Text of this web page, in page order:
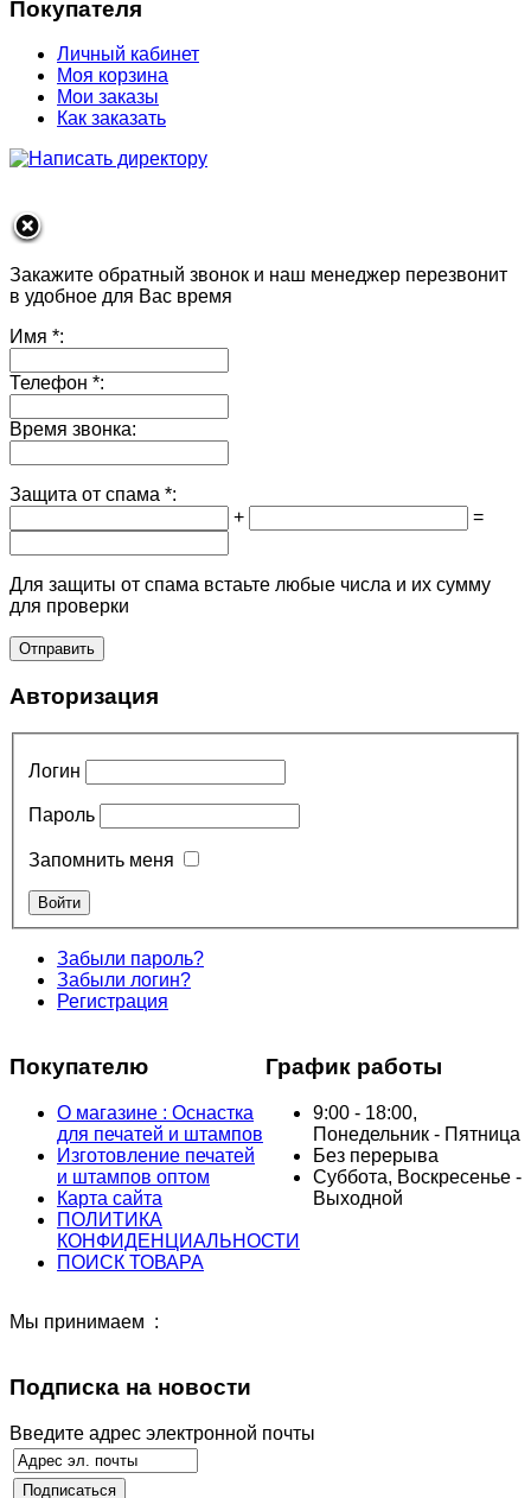
Покупателя
Личный кабинет
Моя корзина
Мои заказы
Как заказать
Закажите обратный звонок и наш менеджер перезвонит
в удобное для Вас время
Имя *:
Телефон *:
Время звонка:
Защита от спама *:
+
=
Для защиты от спама встаьте любые числа и их сумму
для проверки
Авторизация
Логин
Пароль
Запомнить меня
Забыли пароль?
Забыли логин?
Регистрация
Покупателю
О магазине : Оснастка
для печатей и штампов
Изготовление печатей
и штампов оптом
Карта сайта
ПОЛИТИКА
КОНФИДЕНЦИАЛЬНОСТИ
ПОИСК ТОВАРА
График работы
9:00 - 18:00,
Понедельник - Пятница
Без перерыва
Суббота, Воскресенье -
Выходной
Мы принимаем :
Подписка на новости
Введите адрес электронной почты